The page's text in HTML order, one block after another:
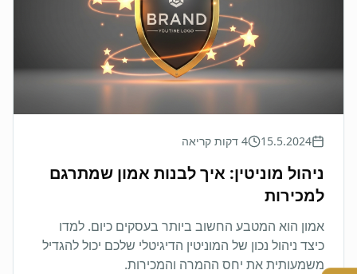
15.5.2024 4 דקות קריאה
ניהול מוניטין: איך לבנות אמון שמתרגם
למכירות
אמון הוא המטבע החשוב ביותר בעסקים כיום. למדו
כיצד ניהול נכון של המוניטין הדיגיטלי שלכם יכול להגדיל
משמעותית את יחס ההמרה והמכירות.